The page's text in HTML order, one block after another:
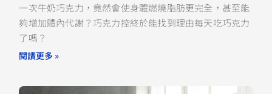
一次牛奶巧克力，竟然會使身體燃燒脂肪更完全，甚至能
夠增加體內代謝？巧克力控終於能找到理由每天吃巧克力
了嗎？
閱讀更多 »